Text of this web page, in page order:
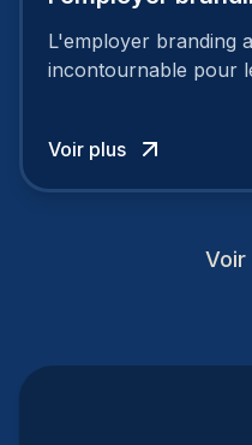
L'employer branding
incontournable pour
Voir plus
Voir